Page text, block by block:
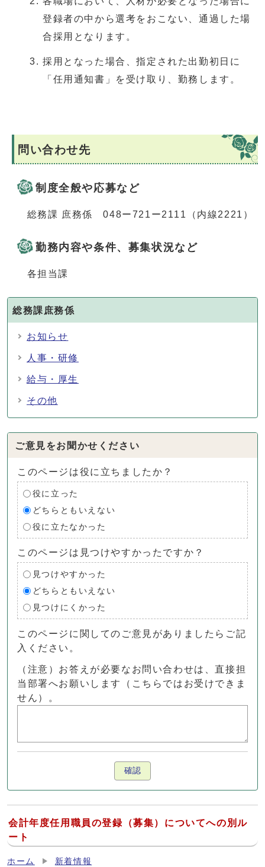
登録者の中から選考をおこない、通過した場
合採用となります。
採用となった場合、指定された出勤初日に
「任用通知書」を受け取り、勤務します。
問い合わせ先
制度全般や応募など
総務課 庶務係 048ー721ー2111（内線2221）
勤務内容や条件、募集状況など
各担当課
総務課庶務係
お知らせ
人事・研修
給与・厚生
その他
ご意見をお聞かせください
このページは役に立ちましたか？
役に立った
どちらともいえない
役に立たなかった
このページは見つけやすかったですか？
見つけやすかった
どちらともいえない
見つけにくかった
このページに関してのご意見がありましたらご記
入ください。
（注意）お答えが必要なお問い合わせは、直接担
当部署へお願いします（こちらではお受けできま
せん）。
確認
会計年度任用職員の登録（募集）についてへの別ル
ート
ホーム 新着情報